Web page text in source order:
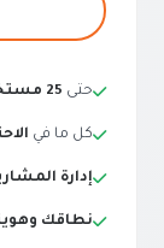
حتى 25 مستخدم
كل ما في
إدارة
نطاقك